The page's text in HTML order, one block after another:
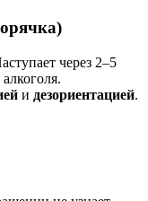
через 2–5
и дезориентацией.